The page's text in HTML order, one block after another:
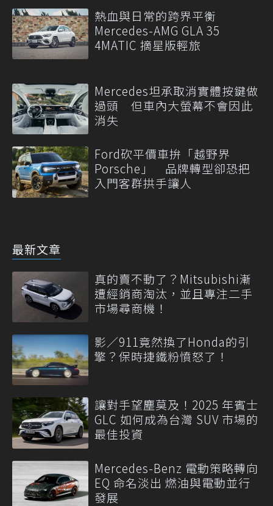
熱血與日常的跨界平衡
Mercedes-AMG GLA 35
4MATIC 摘星版輕旅
Mercedes坦承取消實體按鍵做
過頭 但車內大螢幕不會因此
消失
Ford砍平價車拚「越野界
Porsche」 品牌轉型卻恐把
入門客群拱手讓人
最新文章
真的賣不動了？Mitsubishi漸
遭經銷商淘汰，並且專注二手
市場尋商機！
影／911竟然換了Honda的引
擎？保時捷鐵粉憤怒了！
讓對手望塵莫及！2025 年賓士
GLC 如何成為台灣 SUV 市場的
最佳投資
Mercedes-Benz 電動策略轉向
EQ 命名淡出 燃油與電動並行
發展